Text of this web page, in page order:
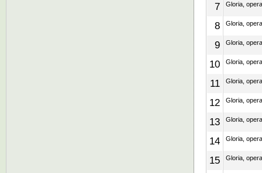
7 Gloria,
8 Gloria,
9 Gloria,
10 Gloria,
11 Gloria,
12 Gloria,
13 Gloria,
14 Gloria,
15 Gloria,